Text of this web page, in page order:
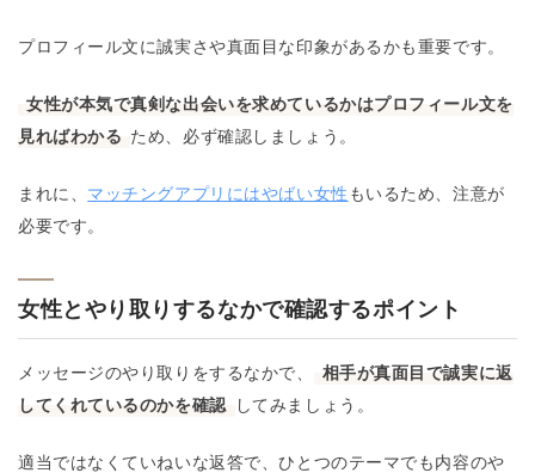
プロフィール文に誠実さや真面目な印象があるかも重要です。
女性が本気で真剣な出会いを求めているかはプロフィール文を
見ればわかる ため、必ず確認しましょう。
まれに、 マッチングアプリにはやばい女性 もいるため、注意が
必要です。
女性とやり取りするなかで確認するポイント
メッセージのやり取りをするなかで、
相手が真面目で誠実に返
してくれているのかを確認
してみましょう。
適当ではなくていねいな返答で、ひとつのテーマでも内容のや